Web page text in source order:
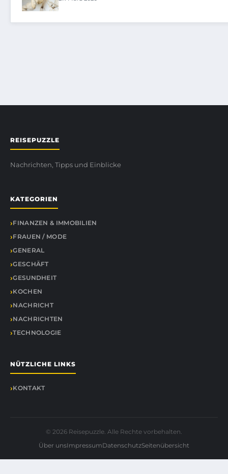
REISEPUZZLE
Nachrichten, Tipps und Einblicke
KATEGORIEN
FINANZEN & IMMOBILIEN
FRAUEN / MODE
GENERAL
GESCHÄFT
GESUNDHEIT
KOCHEN
NACHRICHT
NACHRICHTEN
TECHNOLOGIE
NÜTZLICHE LINKS
KONTAKT
© 2026 Reisepuzzle. Alle Rechte vorbehalten.
Über unsImpressumDatenschutzSeitenübersicht